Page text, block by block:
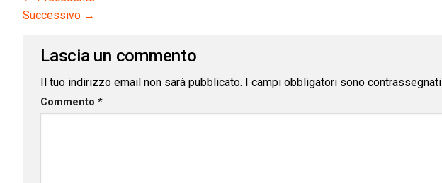
Successivo →
Lascia un commento
Il tuo indirizzo email non sarà pubblicato. I campi obbligatori sono contrassegnati
Commento *